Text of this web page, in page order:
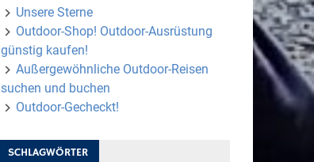
Unsere Sterne
Outdoor-Shop! Outdoor-Ausrüstung
günstig kaufen!
Außergewöhnliche Outdoor-Reisen
suchen und buchen
Outdoor-Gecheckt!
SCHLAGWÖRTER